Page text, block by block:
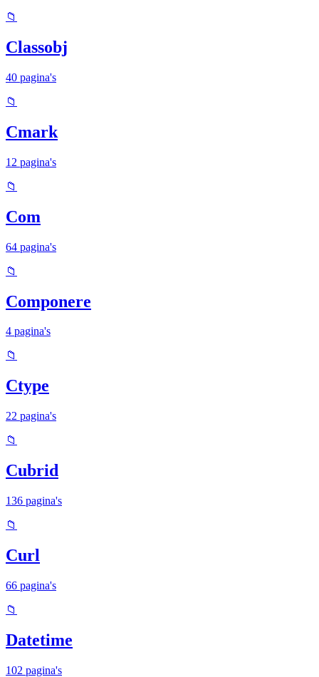
📁
Classobj
40 pagina's
📁
Cmark
12 pagina's
📁
Com
64 pagina's
📁
Componere
4 pagina's
📁
Ctype
22 pagina's
📁
Cubrid
136 pagina's
📁
Curl
66 pagina's
📁
Datetime
102 pagina's